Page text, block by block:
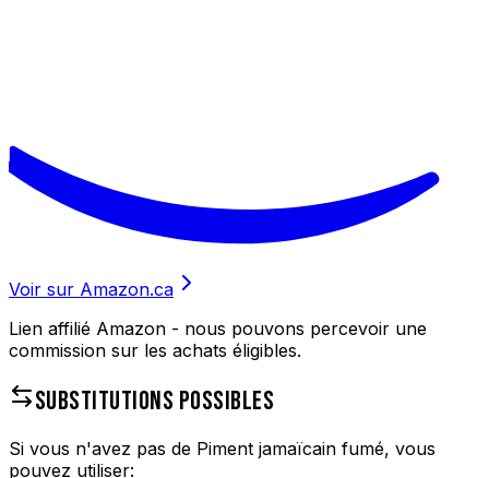
Voir sur Amazon.ca
Lien affilié Amazon - nous pouvons percevoir une
commission sur les achats éligibles.
SUBSTITUTIONS POSSIBLES
Si vous n'avez pas de Piment jamaïcain fumé, vous
pouvez utiliser: